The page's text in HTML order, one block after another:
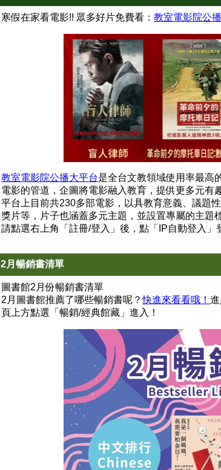
寒假在家看電影!! 眾多好片免費看： 教室電影院公
教室電影院公播大平台是全台文教領域使用率最高
電影的管道，企圖將電影融入教育，提供更多元有
平台上目前共230多部電影，以具教育意義、議題
獎片等，片子也涵蓋多元主題，並設置專屬的主題
請點選右上角「註冊/登入」後，點「IP自動登入
2月暢銷書清單
圖書館2月份暢銷書清單
2月圖書館推薦了哪些暢銷書呢？快進來看看哦！
頁上方點選「暢銷/經典館藏」進入！